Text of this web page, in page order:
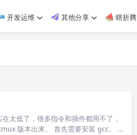
开发运维 其他分享 瞎折腾
太低了，很多指令和插件都用不了，
版本出来。 首先需要安装 gcc。 #